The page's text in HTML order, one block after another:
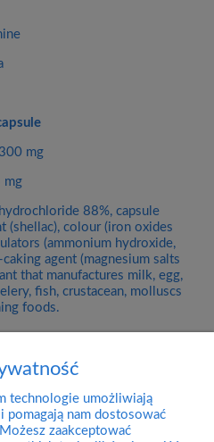
mg
mg
88%, capsule
(shellac), colour (iron oxides
(ammonium hydroxide,
agent (magnesium salts
that manufactures milk, egg,
fish, crustacean, molluscs
foods.
technologie umożliwiają
pomagają nam dostosować
zaakceptować